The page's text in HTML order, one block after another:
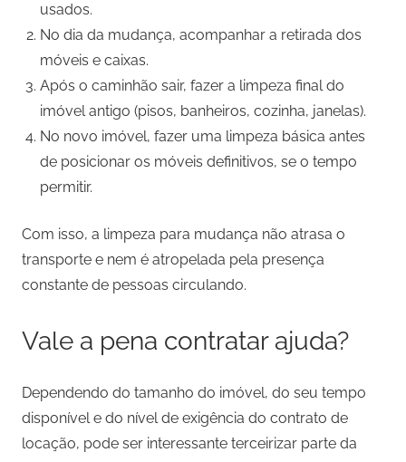
usados.
No dia da mudança, acompanhar a retirada dos
móveis e caixas.
Após o caminhão sair, fazer a limpeza final do
imóvel antigo (pisos, banheiros, cozinha, janelas).
No novo imóvel, fazer uma limpeza básica antes
de posicionar os móveis definitivos, se o tempo
permitir.
Com isso, a limpeza para mudança não atrasa o
transporte e nem é atropelada pela presença
constante de pessoas circulando.
Vale a pena contratar ajuda?
Dependendo do tamanho do imóvel, do seu tempo
disponível e do nível de exigência do contrato de
locação, pode ser interessante terceirizar parte da